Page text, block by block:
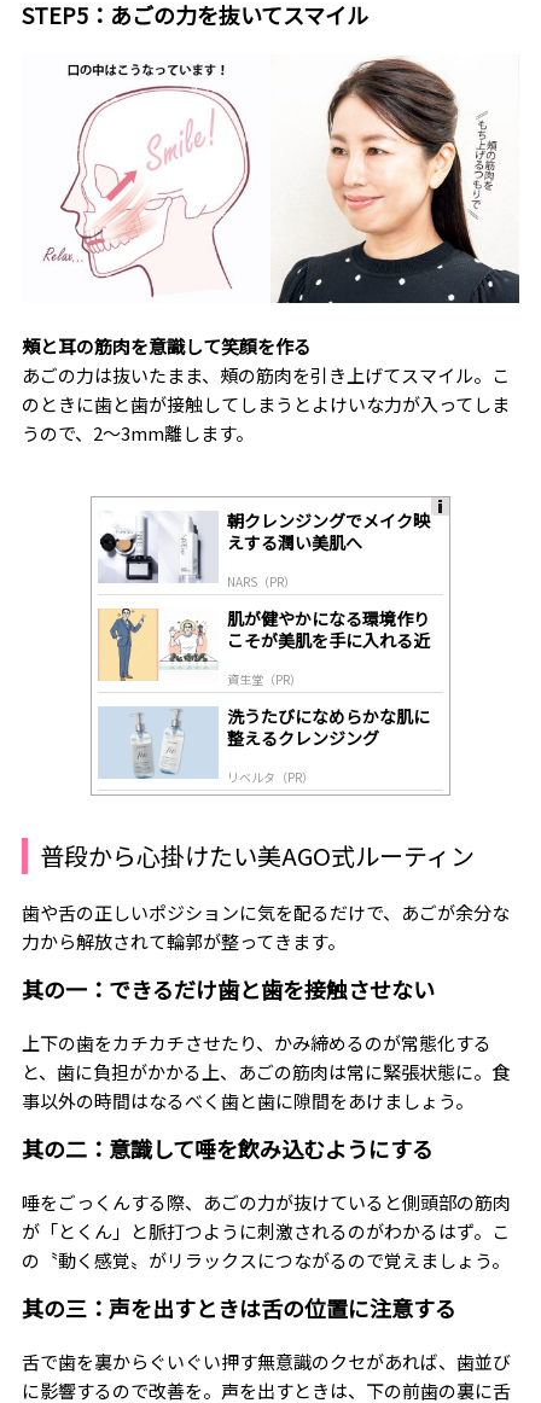
STEP5：あごの力を抜いてスマイル
頰と耳の筋肉を意識して笑顔を作る
あごの力は抜いたまま、頰の筋肉を引き上げてスマイル。こ
のときに歯と歯が接触してしまうとよけいな力が入ってしま
うので、2～3mm離します。
朝クレンジングでメイク映
えする潤い美肌へ
NARS（PR）
肌が健やかになる環境作り
こそが美肌を手に入れる近
資生堂（PR）
洗うたびになめらかな肌に
整えるクレンジング
リベルタ（PR）
普段から心掛けたい美AGO式ルーティン
歯や舌の正しいポジションに気を配るだけで、あごが余分な
力から解放されて輪郭が整ってきます。
其の一：できるだけ歯と歯を接触させない
上下の歯をカチカチさせたり、かみ締めるのが常態化する
と、歯に負担がかかる上、あごの筋肉は常に緊張状態に。食
事以外の時間はなるべく歯と歯に隙間をあけましょう。
其の二：意識して唾を飲み込むようにする
唾をごっくんする際、あごの力が抜けていると側頭部の筋肉
が「とくん」と脈打つように刺激されるのがわかるはず。こ
の〝動く感覚〟がリラックスにつながるので覚えましょう。
其の三：声を出すときは舌の位置に注意する
舌で歯を裏からぐいぐい押す無意識のクセがあれば、歯並び
に影響するので改善を。声を出すときは、下の前歯の裏に舌